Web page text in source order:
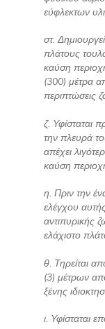
εύφλεκτων
στ.
πλάτους
καύση
(300) μέτρα
περιπτώσεις
ζ. Υφίσταται
την πλευρά
απέχει
καύση
η. Πριν την
ελέγχου
αντιπυρικής
ελάχιστο
θ. Τηρείται
(3) μέτρων
ξένης
ι. Υφίσταται